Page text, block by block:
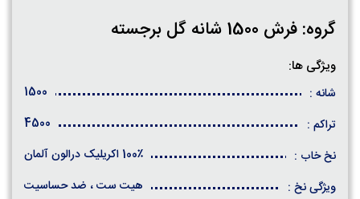
گروه: فرش 1500 شانه گل برجسته
ویژگی ها:
شانه :
1500
تراکم :
4500
نخ خاب :
100٪ اکریلیک درالون آلمان
ویژگی نخ :
هیت ست ، ضد حساسیت